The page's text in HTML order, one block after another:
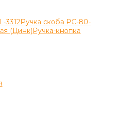
3312Ручка скоба РС-80-
(Цинк)Ручка-кнопка